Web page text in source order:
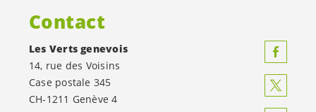
Contact
Les Verts genevois
14, rue des Voisins
Case postale 345
CH-1211 Genève 4